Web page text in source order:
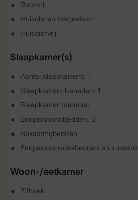
Rookvrij
Huisdieren toegestaan
Huisdiervrij
Slaapkamer(s)
Aantal slaapkamers: 1
Slaapkamers beneden: 1
Slaapkamer beneden
Eénpersoonsbedden: 2
Boxspringbedden
Eenpersoonsdekbedden en kussens
Woon-/eetkamer
Zithoek